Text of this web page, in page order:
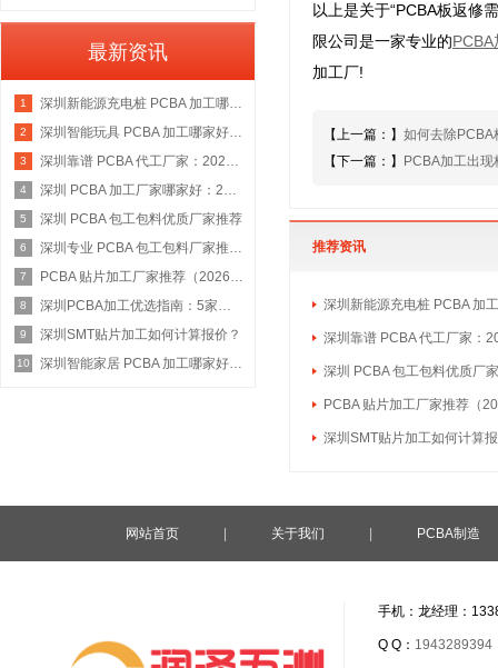
以上是关于“PCBA板返修
限公司是一家专业的PCBA
加工厂!
【上一篇：】 如何去除PCBA
【下一篇：】
PCBA加工出
推荐资讯
深圳新能源充电桩 PCBA 加
深圳靠谱 PCBA 代工厂家：
深圳 PCBA 包工包料优质厂
PCBA 贴片加工厂家推荐（
深圳SMT贴片加工如何计算
最新资讯
1 深圳新能源充电桩 PCBA 加工哪家好：2026 权威选型指南
2 深圳智能玩具 PCBA 加工哪家好：2026 权威选型指南
3 深圳靠谱 PCBA 代工厂家：2026 年权威选型指南
4 深圳 PCBA 加工厂家哪家好：2026 权威选型指南
5 深圳 PCBA 包工包料优质厂家推荐
6 深圳专业 PCBA 包工包料厂家推荐：2026 年权威选型指南
7 PCBA 贴片加工厂家推荐（2026 权威指南）
8 深圳PCBA加工优选指南：5家具备IATF 16949资质的源头工厂深度盘点
9 深圳SMT贴片加工如何计算报价？
10 深圳智能家居 PCBA 加工哪家好：2026 年权威选型指南
网站首页 关于我们 PCBA制造
手机：龙经理：
Q Q： 1943289394